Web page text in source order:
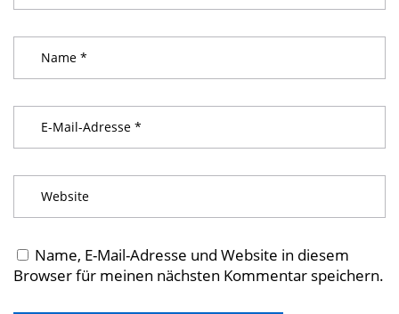
Name, E-Mail-Adresse und Website in diesem
Browser für meinen nächsten Kommentar speichern.